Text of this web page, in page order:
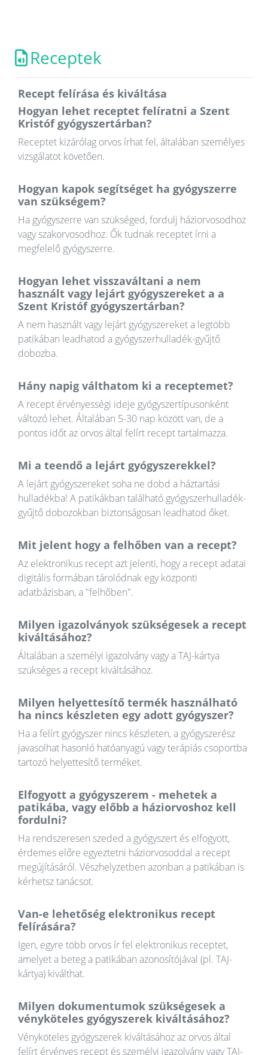
Receptek
Recept felírása és kiváltása
Hogyan lehet receptet felíratni a Szent
Kristóf gyógyszertárban?
Receptet kizárólag orvos írhat fel, általában személyes
vizsgálatot követően.
Hogyan kapok segítséget ha gyógyszerre
van szükségem?
Ha gyógyszerre van szükséged, fordulj háziorvosodhoz
vagy szakorvosodhoz. Ők tudnak receptet írni a
megfelelő gyógyszerre.
Hogyan lehet visszaváltani a nem
használt vagy lejárt gyógyszereket a a
Szent Kristóf gyógyszertárban?
A nem használt vagy lejárt gyógyszereket a legtöbb
patikában leadhatod a gyógyszerhulladék-gyűjtő
dobozba.
Hány napig válthatom ki a receptemet?
A recept érvényességi ideje gyógyszertípusonként
változó lehet. Általában 5-30 nap között van, de a
pontos időt az orvos által felírt recept tartalmazza.
Mi a teendő a lejárt gyógyszerekkel?
A lejárt gyógyszereket soha ne dobd a háztartási
hulladékba! A patikákban található gyógyszerhulladék-
gyűjtő dobozokban biztonságosan leadhatod őket.
Mit jelent hogy a felhőben van a recept?
Az elektronikus recept azt jelenti, hogy a recept adatai
digitális formában tárolódnak egy központi
adatbázisban, a "felhőben".
Milyen igazolványok szükségesek a recept
kiváltásához?
Általában a személyi igazolvány vagy a TAJ-kártya
szükséges a recept kiváltásához.
Milyen helyettesítő termék használható
ha nincs készleten egy adott gyógyszer?
Ha a felírt gyógyszer nincs készleten, a gyógyszerész
javasolhat hasonló hatóanyagú vagy terápiás csoportba
tartozó helyettesítő terméket.
Elfogyott a gyógyszerem - mehetek a
patikába, vagy előbb a háziorvoshoz kell
fordulni?
Ha rendszeresen szeded a gyógyszert és elfogyott,
érdemes előre egyeztetni háziorvosoddal a recept
megújításáról. Vészhelyzetben azonban a patikában is
kérhetsz tanácsot.
Van-e lehetőség elektronikus recept
felírására?
Igen, egyre több orvos ír fel elektronikus receptet,
amelyet a beteg a patikában azonosítójával (pl. TAJ-
kártya) kiválthat.
Milyen dokumentumok szükségesek a
vényköteles gyógyszerek kiváltásához?
Vényköteles gyógyszerek kiváltásához az orvos által
felírt érvényes recept és személyi igazolvány vagy TAJ-